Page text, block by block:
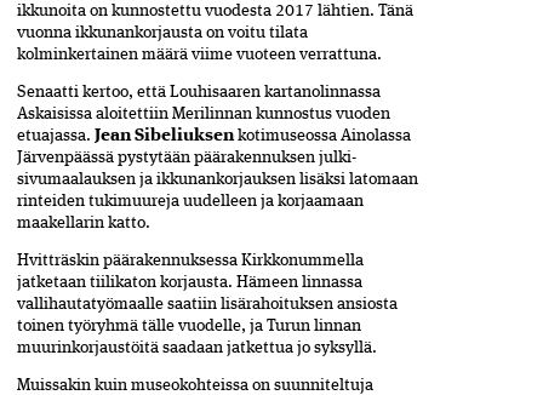
ikkunoita on kunnostettu vuodesta 2017 lähtien. Tänä
vuonna ikkunankorjausta on voitu tilata
kolminkertainen määrä viime vuoteen verrattuna.
Senaatti kertoo, että Louhisaaren kartanolinnassa
Askaisissa aloitettiin Merilinnan kunnostus vuoden
etuajassa. ­ Jean ­Sibeliuksen kotimuseossa Ainolassa
Järvenpäässä pystytään päärakennuksen julki­
sivumaalauksen ja ikkunankorjauksen lisäksi latomaan
rinteiden tukimuureja ­uudelleen ja korjaamaan
maakellarin katto.
Hvitträskin päärakennuksessa Kirkkonummella
jatketaan tiilikaton korjausta. Hämeen linnassa
vallihautatyömaalle saatiin lisärahoituksen ansiosta
toinen työryhmä tälle vuodelle, ja Turun linnan
muurinkorjaustöitä saadaan jatkettua jo syksyllä.
Muissakin kuin museokohteissa on suunniteltuja